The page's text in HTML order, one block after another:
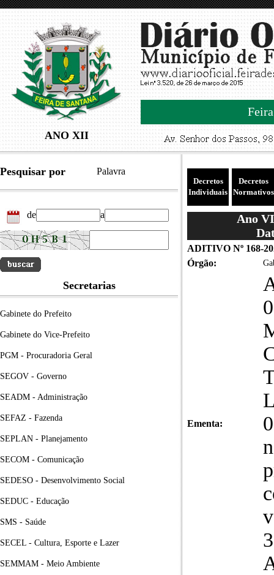
ANO XII
Pesquisar por Palavra
de a
Secretarias
Gabinete do Prefeito
Gabinete do Vice-Prefeito
PGM - Procuradoria Geral
SEGOV - Governo
SEADM - Administração
SEFAZ - Fazenda
SEPLAN - Planejamento
SECOM - Comunicação
SEDESO - Desenvolvimento Social
SEDUC - Educação
SMS - Saúde
SECEL - Cultura, Esporte e Lazer
SEMMAM - Meio Ambiente
Decretos
Individuais
Decretos
Normativos
Ano
ADITIVO Nº 168-
Órgão:
Ementa: